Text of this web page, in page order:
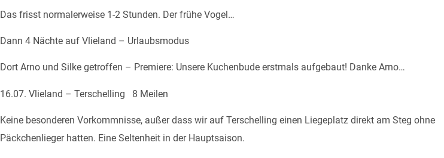
Das frisst normalerweise 1-2 Stunden. Der frühe Vogel…
Dann 4 Nächte auf Vlieland – Urlaubsmodus
Dort Arno und Silke getroffen – Premiere: Unsere Kuchenbude erstmals aufgebaut! Danke Arno…
16.07. Vlieland – Terschelling 8 Meilen
Keine besonderen Vorkommnisse, außer dass wir auf Terschelling einen Liegeplatz direkt am Steg ohne
Päckchenlieger hatten. Eine Seltenheit in der Hauptsaison.